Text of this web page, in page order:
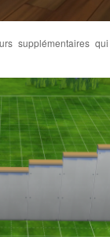
supplémentaires